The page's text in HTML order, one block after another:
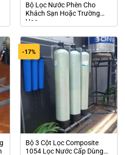
Bộ Lọc Nước Phèn Cho
Khách Sạn Hoặc Trường
Học
-17%
Bộ 3 Cột Lọc Composite
1054 Lọc Nước Cấp Dùng